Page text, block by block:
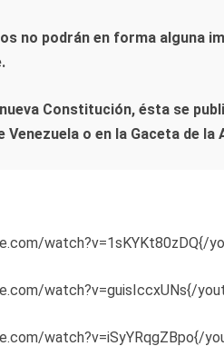
no podrán en forma alguna
Constitución, ésta se
Venezuela o en la Gaceta de
watch?v=1sKYKt80zDQ{/
watch?v=guisIccxUNs{/
watch?v=iSyYRqgZBpo{/